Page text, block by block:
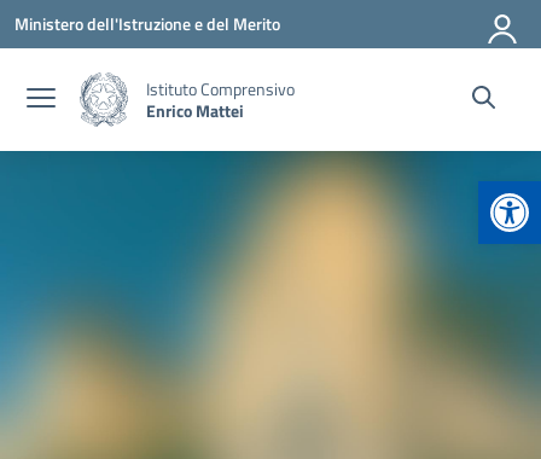
Vai ai contenuti
Vai al menu di navigazione
Vai al footer
Ministero dell'Istruzione e del Merito
Istituto Comprensivo
Enrico Mattei